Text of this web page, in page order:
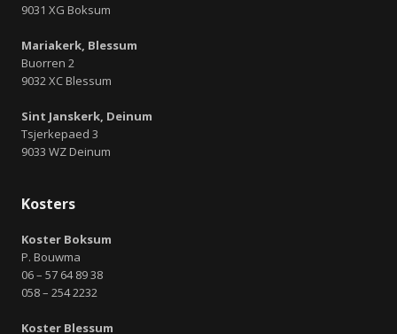
9031 XG Boksum
Mariakerk, Blessum
Buorren 2
9032 XC Blessum
Sint Janskerk, Deinum
Tsjerkepaed 3
9033 WZ Deinum
Kosters
Koster Boksum
P. Bouwma
06 – 57 64 89 38
058 – 254 2232
Koster Blessum